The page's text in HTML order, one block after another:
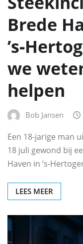
Brede
we
helpen
Bob Jansen
Een 18-jarige man
18 juli gewond bij
Haven in
LEES MEER